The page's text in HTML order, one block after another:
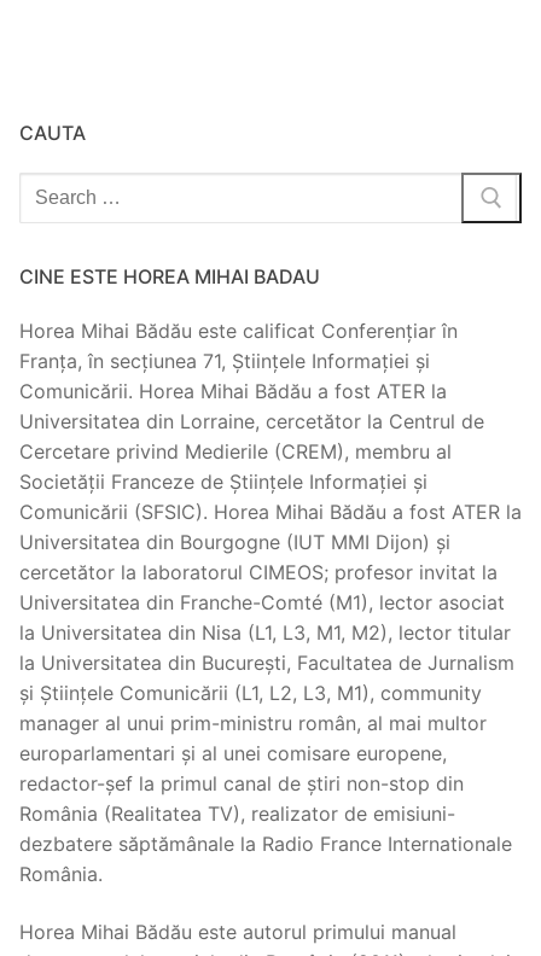
CAUTA
Search
for:
CINE ESTE HOREA MIHAI BADAU
Horea Mihai Bădău este calificat Conferențiar în
Franța, în secțiunea 71, Științele Informației și
Comunicării. Horea Mihai Bădău a fost ATER la
Universitatea din Lorraine, cercetător la Centrul de
Cercetare privind Medierile (CREM), membru al
Societății Franceze de Științele Informației și
Comunicării (SFSIC). Horea Mihai Bădău a fost ATER la
Universitatea din Bourgogne (IUT MMI Dijon) și
cercetător la laboratorul CIMEOS; profesor invitat la
Universitatea din Franche-Comté (M1), lector asociat
la Universitatea din Nisa (L1, L3, M1, M2), lector titular
la Universitatea din București, Facultatea de Jurnalism
și Științele Comunicării (L1, L2, L3, M1), community
manager al unui prim-ministru român, al mai multor
europarlamentari și al unei comisare europene,
redactor-șef la primul canal de știri non-stop din
România (Realitatea TV), realizator de emisiuni-
dezbatere săptămânale la Radio France Internationale
România.
Horea Mihai Bădău este autorul primului manual